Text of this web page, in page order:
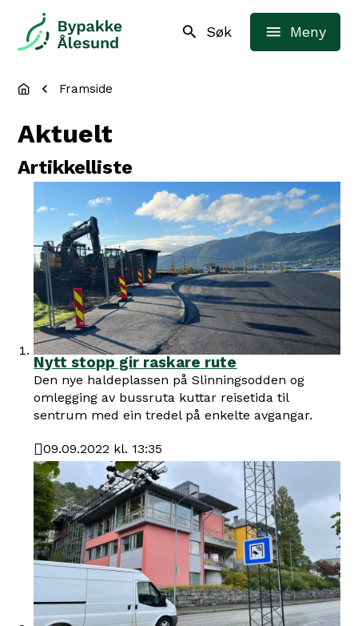
Bypakke Ålesund
Søk Meny
Du er her:Framside
Aktuelt
Artikkelliste
Nytt stopp gir raskare rute
Den nye haldeplassen på Slinningsodden og
omlegging av bussruta kuttar reisetida til
sentrum med ein tredel på enkelte avgangar.
Publisert
09.09.2022 kl. 13:35